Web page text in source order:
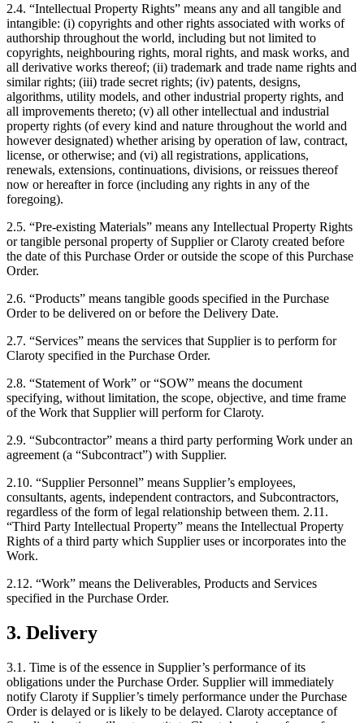
2.4. “Intellectual Property Rights” means any and all tangible and
intangible: (i) copyrights and other rights associated with works of
authorship throughout the world, including but not limited to
copyrights, neighbouring rights, moral rights, and mask works, and
all derivative works thereof; (ii) trademark and trade name rights and
similar rights; (iii) trade secret rights; (iv) patents, designs,
algorithms, utility models, and other industrial property rights, and
all improvements thereto; (v) all other intellectual and industrial
property rights (of every kind and nature throughout the world and
however designated) whether arising by operation of law, contract,
license, or otherwise; and (vi) all registrations, applications,
renewals, extensions, continuations, divisions, or reissues thereof
now or hereafter in force (including any rights in any of the
foregoing).
2.5. “Pre-existing Materials” means any Intellectual Property Rights
or tangible personal property of Supplier or Claroty created before
the date of this Purchase Order or outside the scope of this Purchase
Order.
2.6. “Products” means tangible goods specified in the Purchase
Order to be delivered on or before the Delivery Date.
2.7. “Services” means the services that Supplier is to perform for
Claroty specified in the Purchase Order.
2.8. “Statement of Work” or “SOW” means the document
specifying, without limitation, the scope, objective, and time frame
of the Work that Supplier will perform for Claroty.
2.9. “Subcontractor” means a third party performing Work under an
agreement (a “Subcontract”) with Supplier.
2.10. “Supplier Personnel” means Supplier’s employees,
consultants, agents, independent contractors, and Subcontractors,
regardless of the form of legal relationship between them. 2.11.
“Third Party Intellectual Property” means the Intellectual Property
Rights of a third party which Supplier uses or incorporates into the
Work.
2.12. “Work” means the Deliverables, Products and Services
specified in the Purchase Order.
3. Delivery
3.1. Time is of the essence in Supplier’s performance of its
obligations under the Purchase Order. Supplier will immediately
notify Claroty if Supplier’s timely performance under the Purchase
Order is delayed or is likely to be delayed. Claroty acceptance of